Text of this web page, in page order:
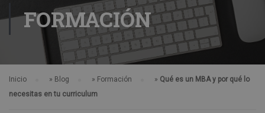
FORMACIÓN
Inicio » Blog » Formación » Qué es un MBA y por qué lo
necesitas en tu curriculum